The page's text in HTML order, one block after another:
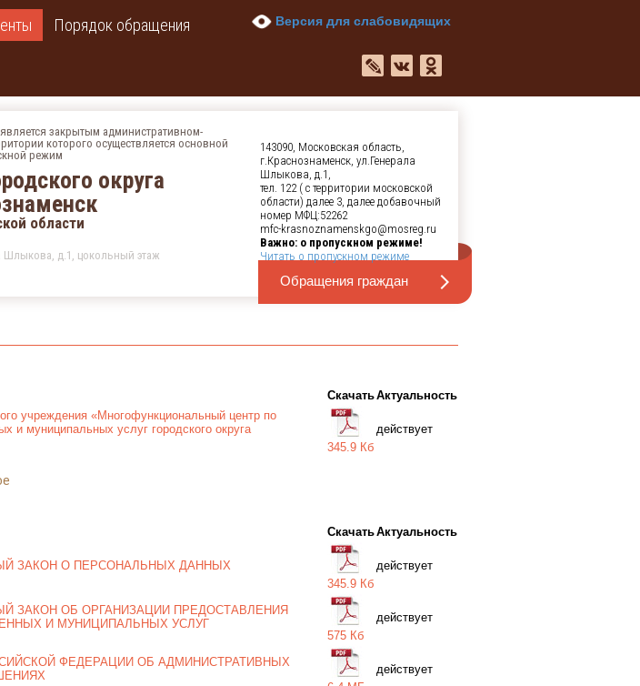
Порядок обращения Версия для слабовидящих
закрытым административном-
которого осуществляется основной
режим
округа
области
Шлыкова, д.1, цокольный этаж
143090, Московская область,
г.Краснознаменск, ул.Генерала
Шлыкова, д.1,
тел. 122 ( с территории московской
области) далее 3, далее добавочный
номер МФЦ:52262
mfc-krasnoznamenskgo@mosreg.ru
Важно: о пропускном режиме!
Читать о пропускном режиме
Обращения граждан
СкачатьАктуальность
учреждения «Многофункциональный центр по
и муниципальных услуг городского округа
345.9 Кб
действует
СкачатьАктуальность
ЗАКОН О ПЕРСОНАЛЬНЫХ ДАННЫХ
345.9 Кб
действует
ЗАКОН ОБ ОРГАНИЗАЦИИ ПРЕДОСТАВЛЕНИЯ
И МУНИЦИПАЛЬНЫХ УСЛУГ
575 Кб
действует
ФЕДЕРАЦИИ ОБ АДМИНИСТРАТИВНЫХ
действует